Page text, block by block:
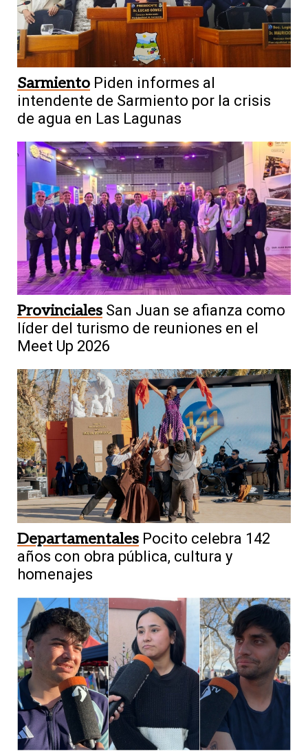
Sarmiento Piden informes al
intendente de Sarmiento por la crisis
de agua en Las Lagunas
Provinciales San Juan se afianza como
líder del turismo de reuniones en el
Meet Up 2026
Departamentales Pocito celebra 142
años con obra pública, cultura y
homenajes